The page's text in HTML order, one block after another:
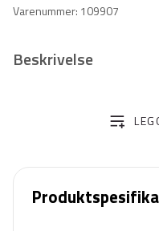
Varenummer: 109907
Beskrivelse